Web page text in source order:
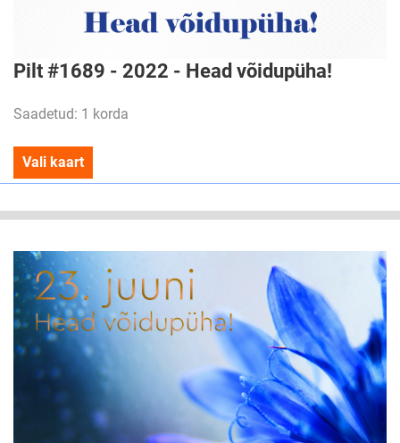
Pilt #1689 - 2022 - Head võidupüha!
Saadetud: 1 korda
Vali kaart